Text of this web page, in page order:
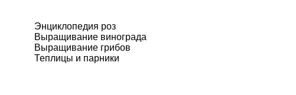
Энциклопедия роз
Выращивание винограда
Выращивание грибов
Теплицы и парники